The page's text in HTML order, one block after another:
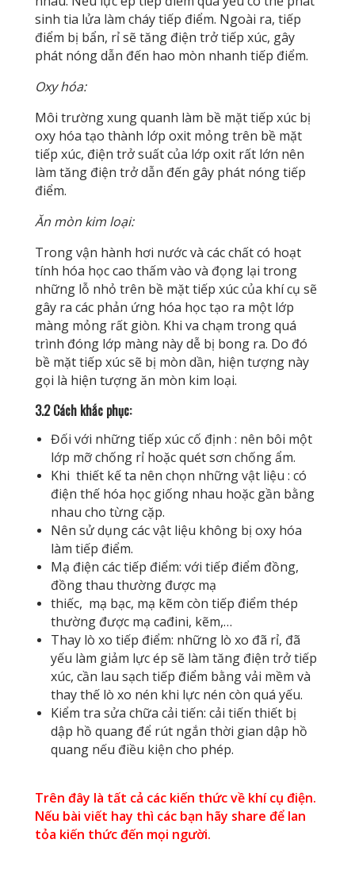
sinh tia lửa làm cháy tiếp điểm. Ngoài ra, tiếp
điểm bị bẩn, rỉ sẽ tăng điện trở tiếp xúc, gây
phát nóng dẫn đến hao mòn nhanh tiếp điểm.
Oxy hóa:
Môi trường xung quanh làm bề mặt tiếp xúc bị
oxy hóa tạo thành lớp oxit mỏng trên bề mặt
tiếp xúc, điện trở suất của lớp oxit rất lớn nên
làm tăng điện trở dẫn đến gây phát nóng tiếp
điểm.
Ăn mòn kim loại:
Trong vận hành hơi nước và các chất có hoạt
tính hóa học cao thấm vào và đọng lại trong
những lỗ nhỏ trên bề mặt tiếp xúc của khí cụ sẽ
gây ra các phản ứng hóa học tạo ra một lớp
màng mỏng rất giòn. Khi va chạm trong quá
trình đóng lớp màng này dễ bị bong ra. Do đó
bề mặt tiếp xúc sẽ bị mòn dần, hiện tượng này
gọi là hiện tượng ăn mòn kim loại.
3.2 Cách khắc phục:
Đối với những tiếp xúc cố định : nên bôi một
lớp mỡ chống rỉ hoặc quét sơn chống ẩm.
Khi thiết kế ta nên chọn những vật liệu : có
điện thế hóa học giống nhau hoặc gần bằng
nhau cho từng cặp.
Nên sử dụng các vật liệu không bị oxy hóa
làm tiếp điểm.
Mạ điện các tiếp điểm: với tiếp điểm đồng,
đồng thau thường được mạ
thiếc, mạ bạc, mạ kẽm còn tiếp điểm thép
thường được mạ cađini, kẽm,…
Thay lò xo tiếp điểm: những lò xo đã rỉ, đã
yếu làm giảm lực ép sẽ làm tăng điện trở tiếp
xúc, cần lau sạch tiếp điểm bằng vải mềm và
thay thế lò xo nén khi lực nén còn quá yếu.
Kiểm tra sửa chữa cải tiến: cải tiến thiết bị
dập hồ quang để rút ngắn thời gian dập hồ
quang nếu điều kiện cho phép.
Trên đây là tất cả các kiến thức về khí cụ điện.
Nếu bài viết hay thì các bạn hãy share để lan
tỏa kiến thức đến mọi người.